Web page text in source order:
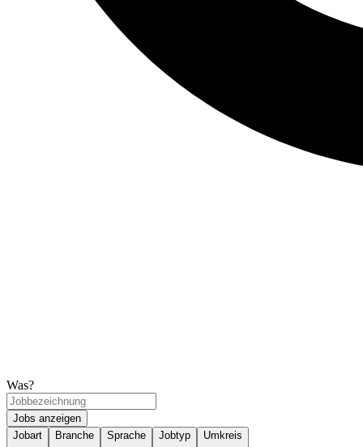
Was?
Jobs anzeigen
Jobart
Branche Sprache Jobtyp Umkreis